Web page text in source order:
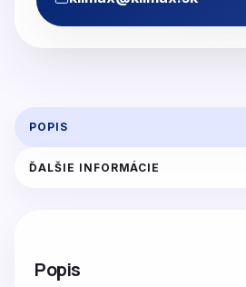
POPIS
ĎALŠIE INFORMÁCIE
Popis